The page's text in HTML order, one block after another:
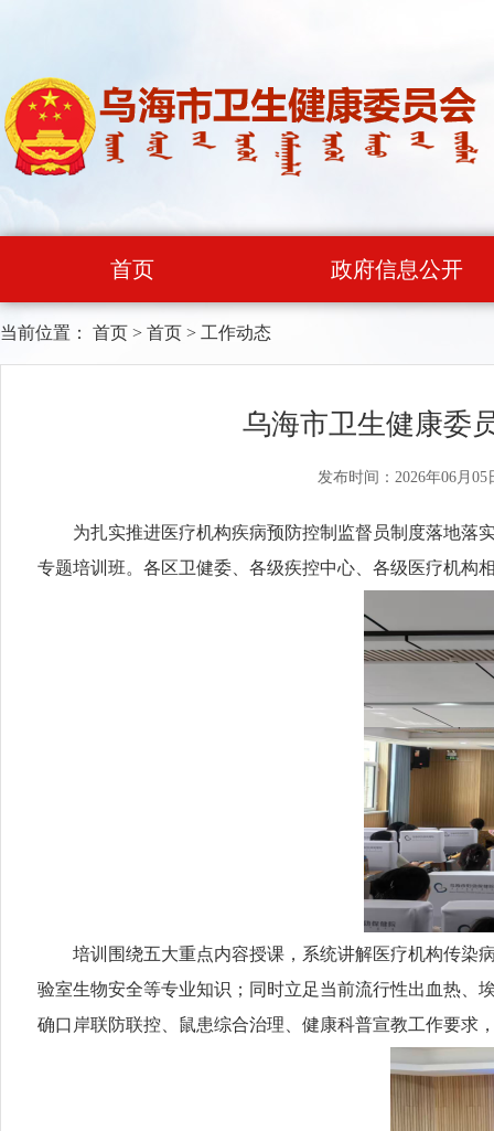
首页 政府信息公开
当前位置： 首页 > 首页 > 工作动态
乌海市卫生健康委
发布时间：2026年06月05
为扎实推进医疗机构疾病预防控制监督员制度落地落实
专题培训班。各区卫健委、各级疾控中心、各级医疗机构
培训围绕五大重点内容授课，系统讲解医疗机构传染病
验室生物安全等专业知识；同时立足当前流行性出血热、
确口岸联防联控、鼠患综合治理、健康科普宣教工作要求